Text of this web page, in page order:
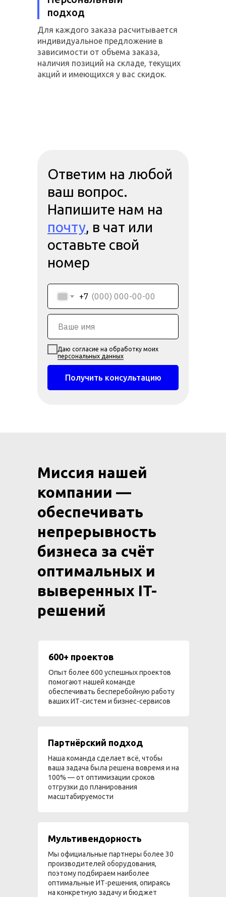
подход
Для каждого заказа расчитывается
индивидуальное предложение в
зависимости от объема заказа,
наличия позиций на складе, текущих
акций и имеющихся у вас скидок.
Ответим на любой
ваш вопрос.
Напишите нам на
почту, в чат или
оставьте свой
номер
+7
Даю согласие на обработку моих
персональных данных
Получить консультацию
Миссия нашей
компании —
обеспечивать
непрерывность
бизнеса за счёт
оптимальных и
выверенных IT-
решений
600+ проектов
Опыт более 600 успешных проектов
помогают нашей команде
обеспечивать бесперебойную работу
ваших ИТ-систем и бизнес-сервисов
Мультивендорность
Мы официальные партнеры более 30
производителей оборудования,
поэтому подбираем наиболее
оптимальные ИТ-решения, опираясь
на конкретную задачу и бюджет
Партнёрский подход
Наша команда сделает всё, чтобы
ваша задача была решена вовремя и на
100% — от оптимизации сроков
отгрузки до планирования
масштабируемости